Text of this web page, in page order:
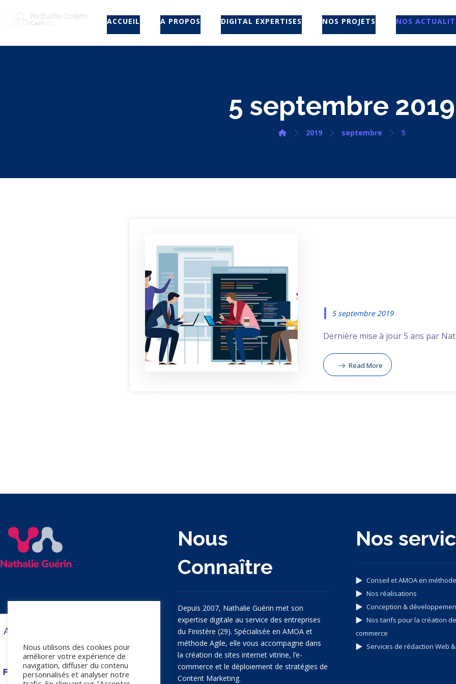
ACCUEIL A PROPOS DIGITAL EXPERTISES NOS PROJETS NOS
5 septembre 2019
2019 septembre 5
5 septembre 2019
Dernière mise à jour 5 ans par
Read More
Nous
Connaître
Depuis 2007, Nathalie Guérin met son
expertise digitale au service des entreprises
du Finistère (29). Spécialisée en AMOA et
méthode Agile, elle vous accompagne dans
la création de sites internet vitrine, l’e-
commerce et le déploiement de stratégies de
Content Marketing.
Nos
Conseil et AMOA en
Nos réalisations
Conception &
Nos tarifs pour la création
commerce
Services de rédaction Web &
Nous utilisons des cookies pour
améliorer votre expérience de
navigation, diffuser du contenu
personnalisés et analyser notre